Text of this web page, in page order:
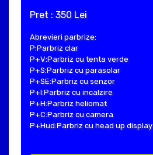
Pret : 350 Lei
Abrevieri parbrize:
P:Parbriz clar
P+V:Parbriz cu tenta verde
P+S:Parbriz cu parasolar
P+SE:Parbriz cu senzor
P+I:Parbriz cu incalzire
P+H:Parbriz heliomat
P+C:Parbriz cu camera
P+Hud:Parbriz cu head up display